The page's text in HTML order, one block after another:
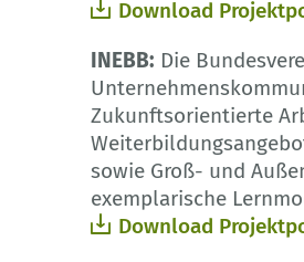
Download
INEBB: Die
Zukunftsorientierte
sowie Groß- und
exemplarische
Download